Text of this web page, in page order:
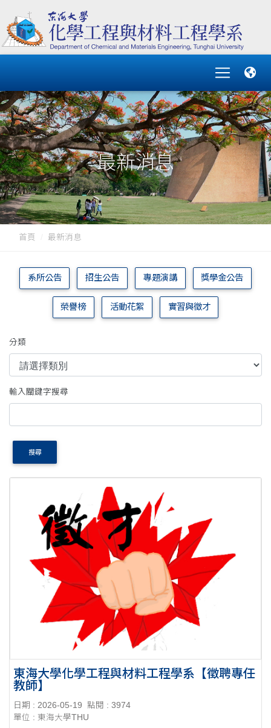
最新消息
首頁 最新消息
系所公告 招生公告 專題演講 獎學金公告
榮譽榜 活動花絮 實習與徵才
分類
輸入關鍵字搜尋
搜尋
東海大學化學工程與材料工程學系【徵聘專任
教師】
日期 : 2026-05-19
點閱 : 3974
單位 : 東海大學THU